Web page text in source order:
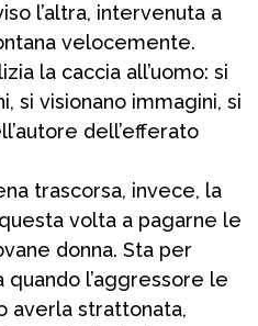
l’altra, intervenuta a
velocemente.
la caccia all’uomo: si
si visionano immagini, si
dell’efferato
trascorsa, invece, la
volta a pagarne le
donna. Sta per
l’aggressore le
averla strattonata,